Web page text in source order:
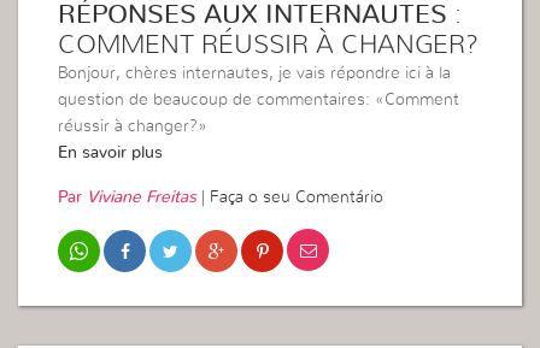
RÉPONSES AUX INTERNAUTES :
COMMENT RÉUSSIR À CHANGER?
Bonjour, chères internautes, je vais répondre ici à la
question de beaucoup de commentaires: «Comment
réussir à changer?»
En savoir plus
Par Viviane Freitas| Faça o seu Comentário